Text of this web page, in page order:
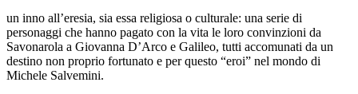
un inno all’eresia, sia essa religiosa o culturale: una serie di
personaggi che hanno pagato con la vita le loro convinzioni da
Savonarola a Giovanna D’Arco e Galileo, tutti accomunati da un
destino non proprio fortunato e per questo “eroi” nel mondo di
Michele Salvemini.